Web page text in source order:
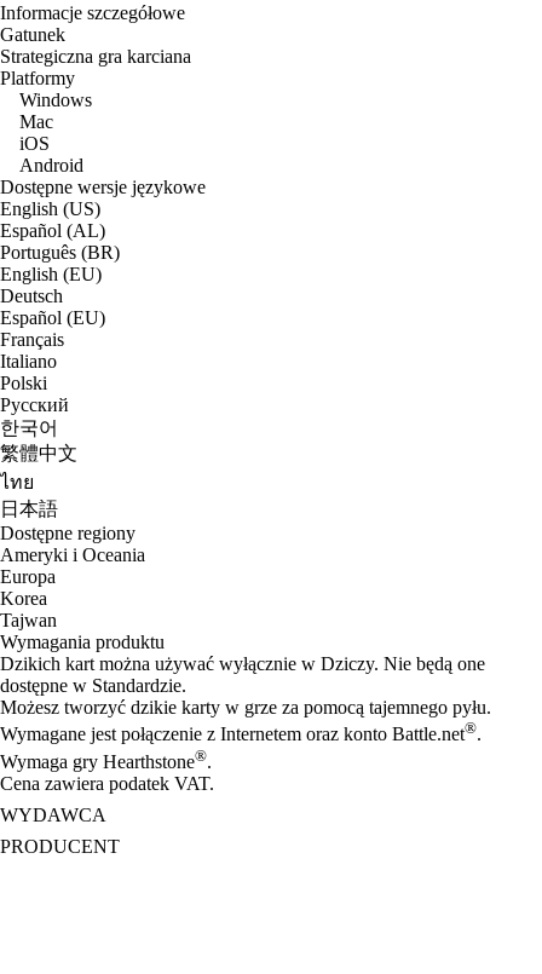
Informacje szczegółowe
Gatunek
Strategiczna gra karciana
Platformy
Windows
Mac
iOS
Android
Dostępne wersje językowe
English (US)
Español (AL)
Português (BR)
English (EU)
Deutsch
Español (EU)
Français
Italiano
Polski
Русский
한국어
繁體中文
ไทย
日本語
Dostępne regiony
Ameryki i Oceania
Europa
Korea
Tajwan
Wymagania produktu
Dzikich kart można używać wyłącznie w Dziczy. Nie będą one
dostępne w Standardzie.
Możesz tworzyć dzikie karty w grze za pomocą tajemnego pyłu.
Wymagane jest połączenie z Internetem oraz konto Battle.net®.
Wymaga gry Hearthstone®.
Cena zawiera podatek VAT.
WYDAWCA
PRODUCENT